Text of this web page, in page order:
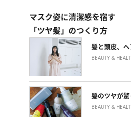
マスク姿に清潔感を宿す
「ツヤ髪」のつくり方
髪と頭皮、
BEAUTY &
髪のツヤが
BEAUTY &